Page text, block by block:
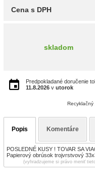
Cena s DPH
skladom
Predpokladané doručenie
11.8.2026 v utorok
Popis Komentáre
POSLEDNÉ KUSY ! TOVAR SA
Papierový obrúsok trojvrstvový
(vyhradzujeme si právo meniť